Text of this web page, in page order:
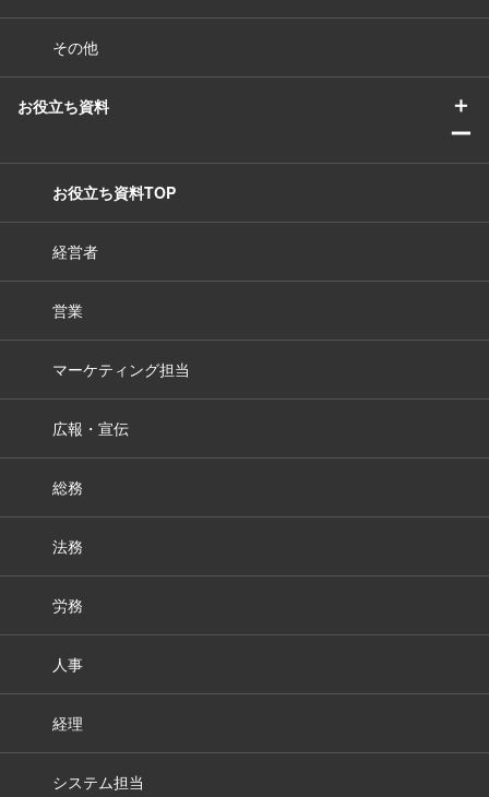
その他
お役立ち資料
＋
ー
お役立ち資料TOP
経営者
営業
マーケティング担当
広報・宣伝
総務
法務
労務
人事
経理
システム担当